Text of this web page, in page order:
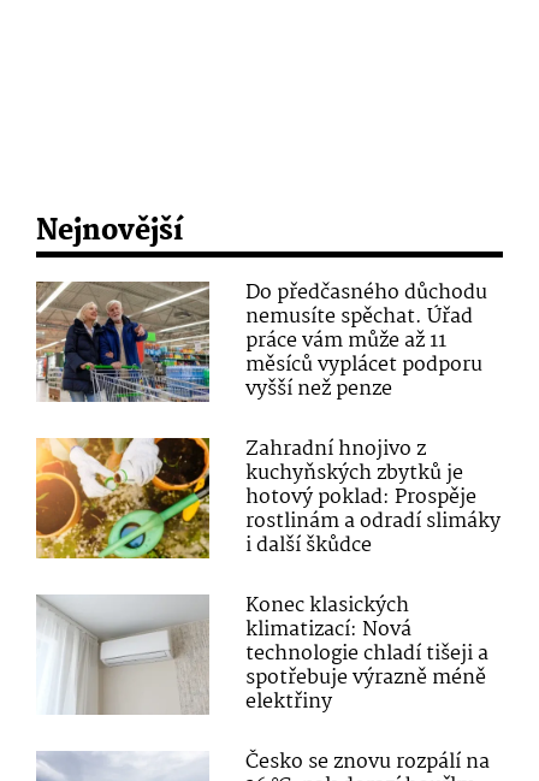
Nejnovější
Do předčasného důchodu
nemusíte spěchat. Úřad
práce vám může až 11
měsíců vyplácet podporu
vyšší než penze
Zahradní hnojivo z
kuchyňských zbytků je
hotový poklad: Prospěje
rostlinám a odradí slimáky
i další škůdce
Konec klasických
klimatizací: Nová
technologie chladí tišeji a
spotřebuje výrazně méně
elektřiny
Česko se znovu rozpálí na